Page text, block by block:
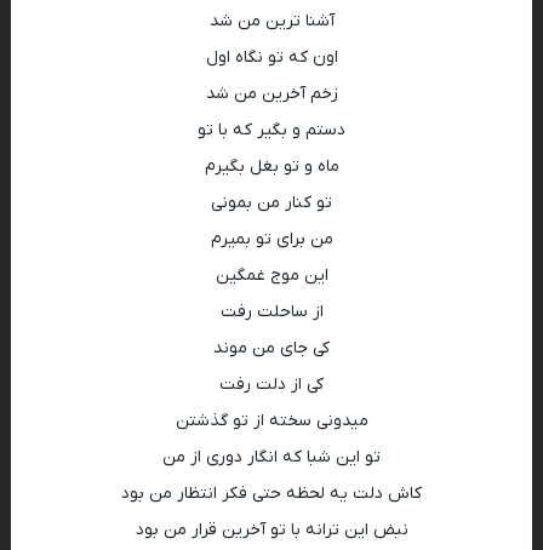
آشنا ترین من شد
اون که تو نگاه اول
زخم آخرین من شد
دستم و بگیر که با تو
ماه و تو بغل بگیرم
تو کنار من بمونی
من برای تو بمیرم
این موج غمگین
از ساحلت رفت
کی جای من موند
کی از دلت رفت
میدونی سخته از تو گذشتن
تو این شبا که انگار دوری از من
کاش دلت یه لحظه حتی فکر انتظار من بود
نبض این ترانه با تو آخرین قرار من بود